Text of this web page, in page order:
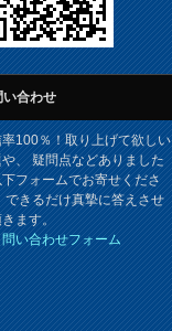
い合わせ
100％！取り上げて欲しい
、 疑問点などありました
フォームでお寄せくださ
できるだけ真摯に答えさせ
ます。
問い合わせフォーム